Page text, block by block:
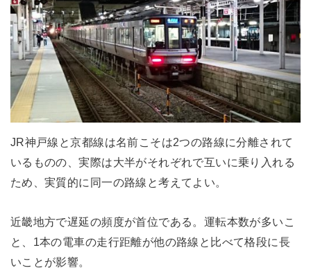
JR神戸線と京都線は名前こそは2つの路線に分離されて
いるものの、実際は大半がそれぞれで互いに乗り入れる
ため、実質的に同一の路線と考えてよい。
近畿地方で遅延の頻度が首位である。運転本数が多いこ
と、1本の電車の走行距離が他の路線と比べて格段に長
いことが影響。